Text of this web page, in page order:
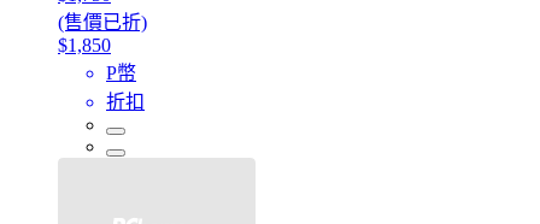
(售價已折)
$1,850
P幣
折扣